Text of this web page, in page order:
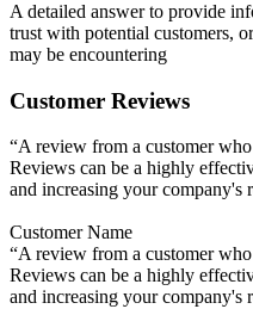
A detailed answer to provide
trust with potential customers,
may be encountering
Customer Reviews
“A review from a customer
Reviews can be a highly
and increasing your company's
Customer Name
“A review from a customer
Reviews can be a highly
and increasing your company's